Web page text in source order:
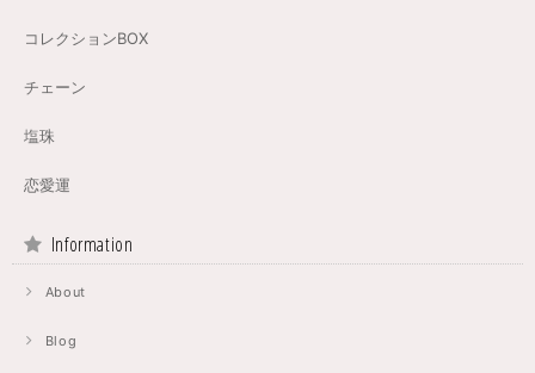
コレクションBOX
チェーン
塩珠
恋愛運
Information
About
Blog